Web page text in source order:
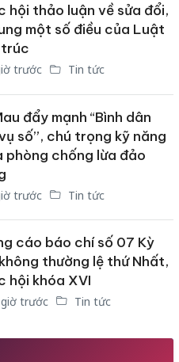
hội thảo luận về sửa đổi,
một số điều của Luật
trúc
trước Tin tức
đẩy mạnh “Bình dân
số”, chú trọng kỹ năng
phòng chống lừa đảo
trước Tin tức
cáo báo chí số 07 Kỳ
thường lệ thứ Nhất,
hội khóa XVI
trước Tin tức